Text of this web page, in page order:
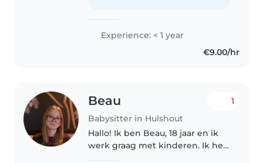
Experience: < 1 year
€9.00/hr
Beau
Babysitter in Hulshout
1
Hallo! Ik ben Beau, 18 jaar en ik
werk graag met kinderen. Ik heb